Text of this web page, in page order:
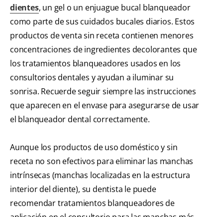
dientes, un gel o un enjuague bucal blanqueador
como parte de sus cuidados bucales diarios. Estos
productos de venta sin receta contienen menores
concentraciones de ingredientes decolorantes que
los tratamientos blanqueadores usados en los
consultorios dentales y ayudan a iluminar su
sonrisa. Recuerde seguir siempre las instrucciones
que aparecen en el envase para asegurarse de usar
el blanqueador dental correctamente.
Aunque los productos de uso doméstico y sin
receta no son efectivos para eliminar las manchas
intrínsecas (manchas localizadas en la estructura
interior del diente), su dentista le puede
recomendar tratamientos blanqueadores de